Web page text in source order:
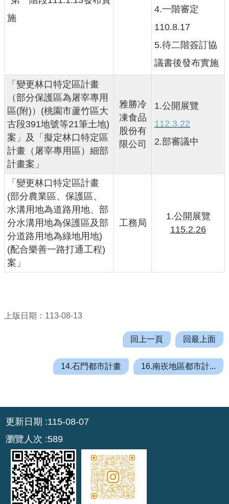
s
h
政
府
F
a
c
e
b
o
o
k
I
n
s
t
a
g
m
網
站
全
政
策
政
府
施
4.一階審定
110.8.17
5.待二階簽訂協
議書後發布實施
「變更林口特定區計畫
（部分保護區為屠宰專用
區(附)）(桃園市蘆竹區大
古段391地號等21筆土地)
案」及「擬定林口特定區
計畫（屠宰專用區）細部
計畫案」
雅勝冷
凍食品
股份有
限公司
1.公開展覽
112.3.22
2.部審議中
「變更林口特定區計畫
(部分農業區、保護區、
水溝用地為道路用地、部
分水溝用地為保護區及部
分道路用地為綠地用地)
(配合樂善一路打通工程)
案」
工務局
1.公開展覽
115.2.26
上版日期：113-08-13
回上一頁 回最上面
14.石門都市計畫 16.南崁地區都市計...
更新日期
115-08-07
瀏覽人次
589